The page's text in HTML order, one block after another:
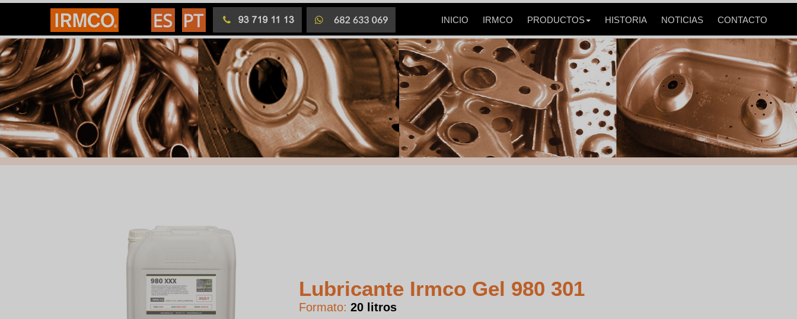
INICIO IRMCO PRODUCTOS HISTORIA NOTICIAS CONTACTO
Lubricante Irmco Gel 980 301
Formato: 20 litros